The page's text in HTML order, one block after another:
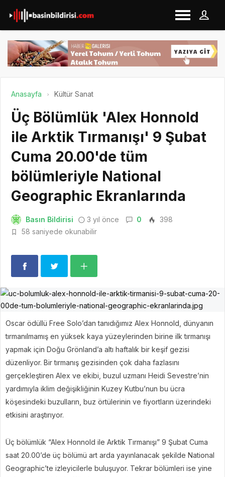
Anasayfa Kültür Sanat
Üç Bölümlük 'Alex Honnold
ile Arktik Tırmanışı' 9 Şubat
Cuma 20.00'de tüm
bölümleriyle National
Geographic Ekranlarında
Basın Bildirisi 3 yıl önce 0
398
58 saniyede okunabilir
Oscar ödüllü Free Solo’dan tanıdığımız Alex Honnold, dünyanın
tırmanılmamış en yüksek kaya yüzeylerinden birine ilk tırmanışı
yapmak için Doğu Grönland’a altı haftalık bir keşif gezisi
düzenliyor. Bir tırmanış gezisinden çok daha fazlasını
gerçekleştiren Alex ve ekibi, buzul uzmanı Heidi Sevestre’nin
yardımıyla iklim değişikliğinin Kuzey Kutbu’nun bu ücra
köşesindeki buzulların, buz örtülerinin ve fiyortların üzerindeki
etkisini araştırıyor.
Üç bölümlük “Alex Honnold ile Arktik Tırmanışı” 9 Şubat Cuma
saat 20.00’de üç bölümü art arda yayınlanacak şekilde National
Geographic’te izleyicilerle buluşuyor. Tekrar bölümleri ise yine